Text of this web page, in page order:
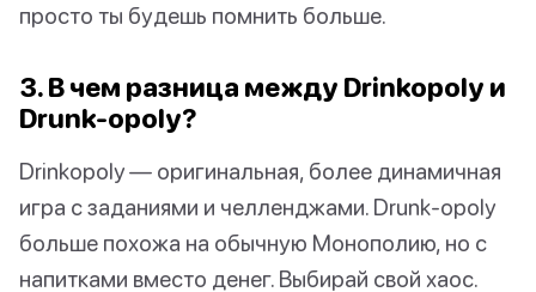
просто ты будешь помнить больше.
3. В чем разница между Drinkopoly и
Drunk-opoly?
Drinkopoly — оригинальная, более динамичная
игра с заданиями и челленджами. Drunk-opoly
больше похожа на обычную Монополию, но с
напитками вместо денег. Выбирай свой хаос.